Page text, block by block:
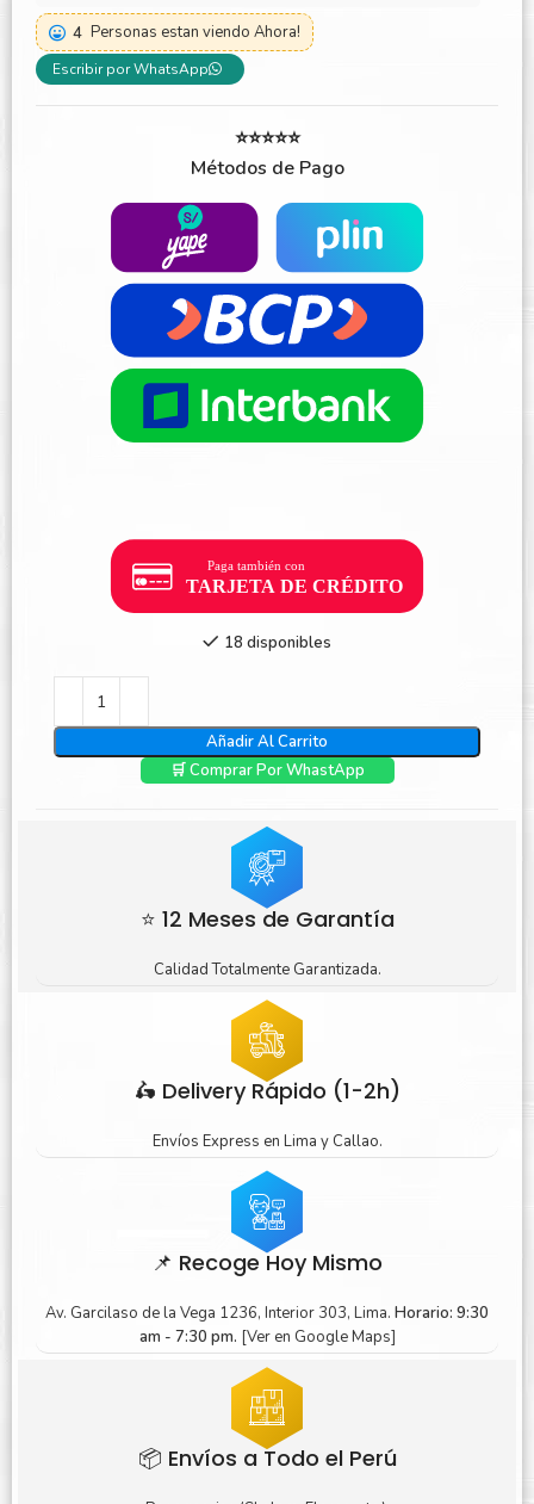
4 Personas estan viendo Ahora!
Escribir por WhatsApp
⭐⭐⭐⭐⭐
Métodos de Pago
18 disponibles
Añadir Al Carrito
🛒 Comprar Por WhastApp
⭐ 12 Meses de Garantía
Calidad Totalmente Garantizada.
🛵 Delivery Rápido (1-2h)
Envíos Express en Lima y Callao.
📌 Recoge Hoy Mismo
Av. Garcilaso de la Vega 1236, Interior 303, Lima. Horario: 9:30
am - 7:30 pm. [Ver en Google Maps]
📦 Envíos a Todo el Perú